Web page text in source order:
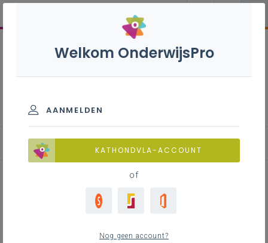
Ik kan al tot 1000!
Welkom OnderwijsPro
AANMELDEN
KATHONDVLA-ACCOUNT
of
Nog geen account?